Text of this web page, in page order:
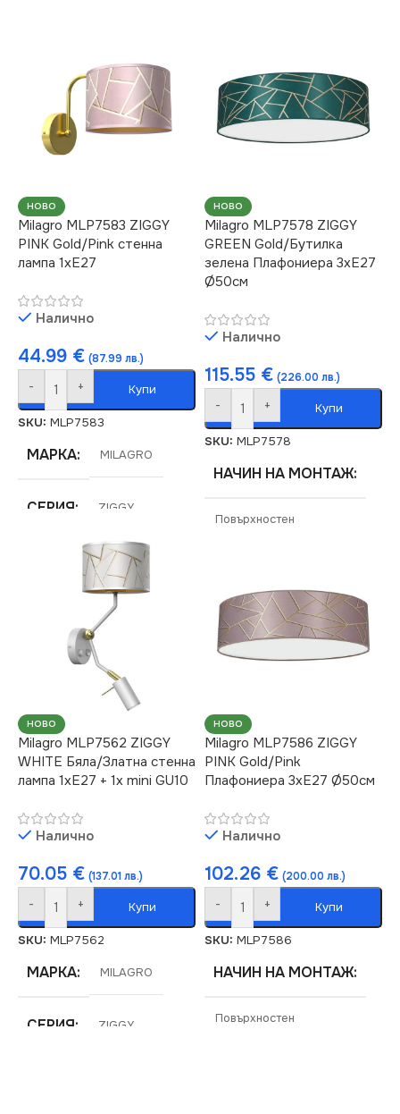
НОВО
Milagro MLP7583 ZIGGY
PINK Gold/Pink стенна
лампа 1xE27
Налично
44.99 € (87.99 лв.)
- + Купи
SKU: MLP7583
МАРКА MILAGRO
СЕРИЯ ZIGGY
НАПРЕЖЕНИЕ (V)
ЦОКЪЛ
СТЕПЕН НА ЗАЩИТА
IP20
за Дневна за Коридор
Магазин,за Офис
за
Спалня,за Стена
ВИД
НОВО
Milagro MLP7578 ZIGGY
GREEN Gold/Бутилка
зелена Плафониера 3xE27
Ø50см
Налично
115.55 € (226.00 лв.)
- + Купи
SKU: MLP7578
НАЧИН НА МОНТАЖ
Повърхностен
СЕРИЯ ZIGGY
220V
ЦОКЪЛ E27
СТЕПЕН НА ЗАЩИТА
IP20
БРОЙ ФАСУНГИ
ВИД с Крушки
ЦВЯТ Зелено
НОВО
Milagro MLP7562 ZIGGY
WHITE Бяла/Златна стенна
лампа 1xE27 + 1x mini GU10
Налично
70.05 € (137.01 лв.)
- + Купи
SKU: MLP7562
МАРКА MILAGRO
СЕРИЯ ZIGGY
НОВО
Milagro MLP7586 ZIGGY
PINK Gold/Pink
Плафониера 3xE27 Ø50см
Налично
102.26 € (200.00 лв.)
- + Купи
SKU: MLP7586
НАЧИН НА МОНТАЖ
Повърхностен